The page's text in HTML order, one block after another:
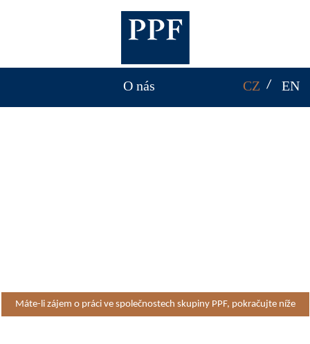
O nás EN
CZ
Máte-li zájem o práci ve společnostech skupiny PPF, pokračujte níže